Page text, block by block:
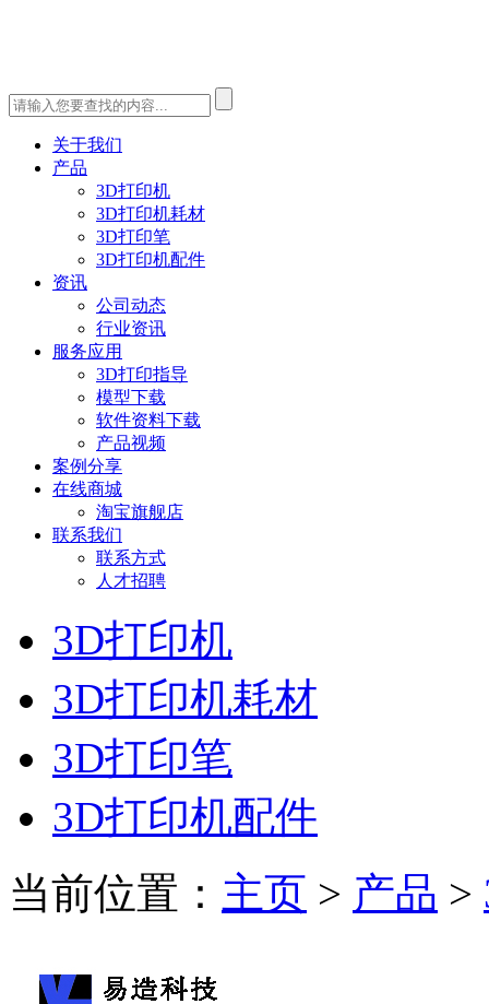
关于我们
产品
3D打印机
3D打印机耗材
3D打印笔
3D打印机配件
资讯
公司动态
行业资讯
服务应用
3D打印指导
模型下载
软件资料下载
产品视频
案例分享
在线商城
淘宝旗舰店
联系我们
联系方式
人才招聘
3D打印机
3D打印机耗材
3D打印笔
3D打印机配件
当前位置： 主页 > 产品 >